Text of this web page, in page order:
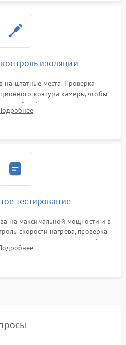
изоляции
на штатные места. Проверка
контура камеры, чтобы
мебели и потерю тепла.
и сборка корпуса шкафа.
тестирование
на максимальной мощности и в
скорости нагрева, проверка
при достижении заданной
на отсутствие утечек тока.